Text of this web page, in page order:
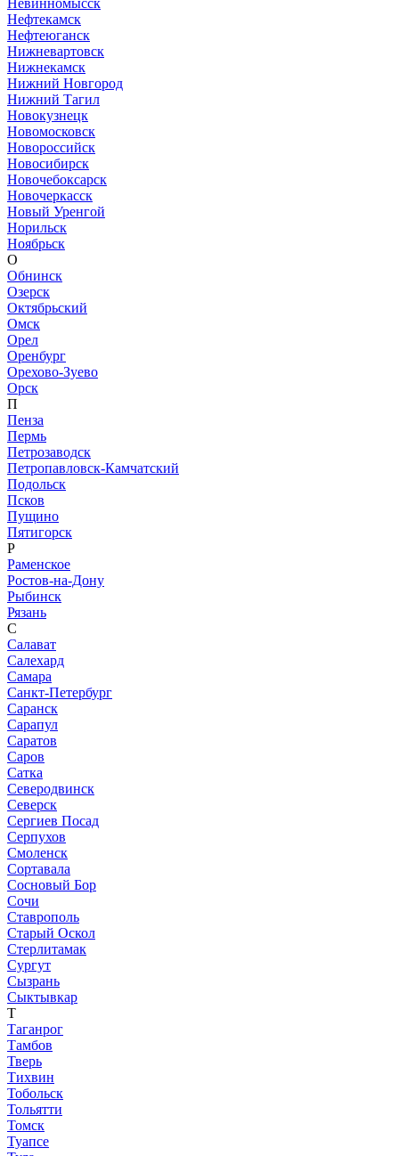
Нефтекамск
Нефтеюганск
Нижневартовск
Нижнекамск
Нижний Новгород
Нижний Тагил
Новокузнецк
Новомосковск
Новороссийск
Новосибирск
Новочебоксарск
Новочеркасск
Новый Уренгой
Норильск
Ноябрьск
О
Обнинск
Озерск
Октябрьский
Омск
Орел
Оренбург
Орехово-Зуево
Орск
П
Пенза
Пермь
Петрозаводск
Петропавловск-Камчатский
Подольск
Псков
Пущино
Пятигорск
Р
Раменское
Ростов-на-Дону
Рыбинск
Рязань
С
Салават
Салехард
Самара
Санкт-Петербург
Саранск
Сарапул
Саратов
Саров
Сатка
Северодвинск
Северск
Сергиев Посад
Серпухов
Смоленск
Сортавала
Сосновый Бор
Сочи
Ставрополь
Старый Оскол
Стерлитамак
Сургут
Сызрань
Сыктывкар
Т
Таганрог
Тамбов
Тверь
Тихвин
Тобольск
Тольятти
Томск
Туапсе